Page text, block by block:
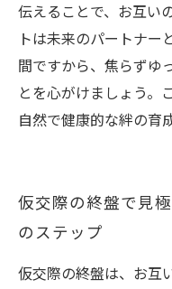
伝えることで、お互い
トは未来のパートナ
間ですから、焦らずゆ
とを心がけましょう。
自然で健康的な絆の育
仮交際の終盤で見
のステップ
仮交際の終盤は、お互